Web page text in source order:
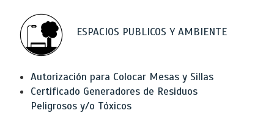
ESPACIOS PUBLICOS Y AMBIENTE
Autorización para Colocar Mesas y Sillas
Certificado Generadores de Residuos
Peligrosos y/o Tóxicos